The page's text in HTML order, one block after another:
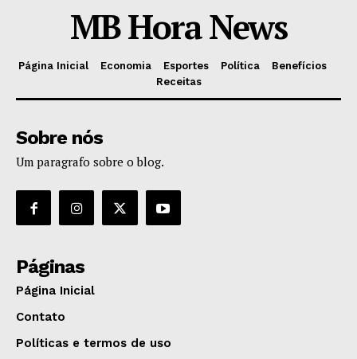
MB Hora News
Página Inicial Economia Esportes Política
Benefícios
Receitas
Sobre nós
Um paragrafo sobre o blog.
Páginas
Página Inicial
Contato
Políticas e termos de uso